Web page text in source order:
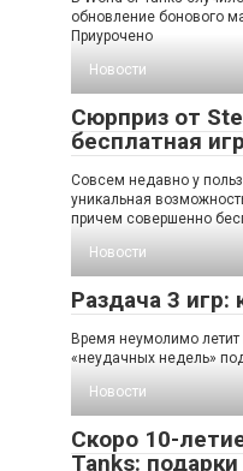
обновление бонового
Приурочено
Новости
Сюрприз от
бесплатная
Совсем недавно у
уникальная
причем совершенно
Новости
Раздача 3 игр:
Время неумолимо летит
«неудачных недель»
Новости
Скоро 10-
Tanks: